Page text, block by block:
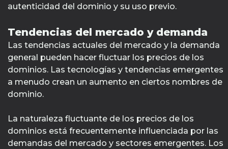
autenticidad del dominio y su uso previo.
Tendencias del mercado y demanda
Las tendencias actuales del mercado y la demanda
general pueden hacer fluctuar los precios de los
dominios. Las tecnologías y tendencias emergentes
a menudo crean un aumento en ciertos nombres de
dominio.
La naturaleza fluctuante de los precios de los
dominios está frecuentemente influenciada por las
demandas del mercado y sectores emergentes. Los